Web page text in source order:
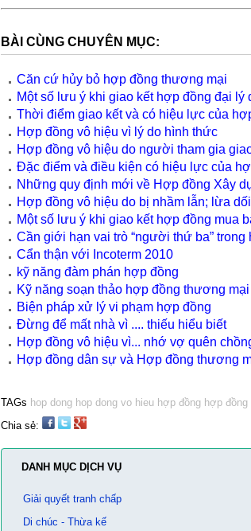
BÀI CÙNG CHUYÊN MỤC:
Căn cứ hủy bỏ hợp đồng thương mại
Một số lưu ý khi giao kết hợp đồng đại lý
Thời điểm giao kết và có hiệu lực của
Hợp đồng vô hiệu vì lý do hình thức
Hợp đồng vô hiệu do người tham gia
Đặc điểm và điều kiện có hiệu lực của
Những quy định mới về Hợp đồng Xây
Hợp đồng vô hiệu do bị nhầm lẫn; lừa
Một số lưu ý khi giao kết hợp đồng mua
Cần giới hạn vai trò “người thứ ba” trong
Cẩn thận với Incoterm 2010
kỹ năng đàm phán hợp đồng
Kỹ năng soạn thảo hợp đồng thương mại
Biện pháp xử lý vi phạm hợp đồng
Đừng để mất nhà vì .... thiếu hiểu biết
Hợp đồng vô hiệu vì... nhớ vợ quên
Hợp đồng dân sự và Hợp đồng thương
TAGs hop dong hop dong vo hieu hợp đồng hợp đồng
Chia sẻ:
DANH MỤC DỊCH VỤ
Giải quyết tranh chấp
Di chúc - Thừa kế